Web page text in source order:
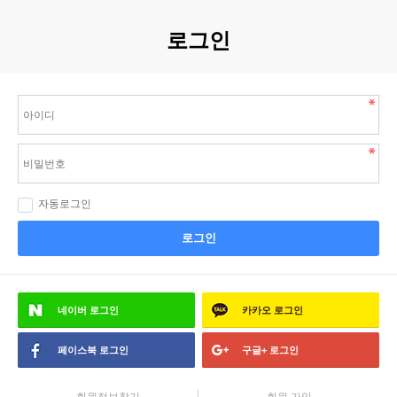
로그인
자동로그인
로그인
네이버 로그인 카카오 로그인
페이스북 로그인 구글+ 로그인